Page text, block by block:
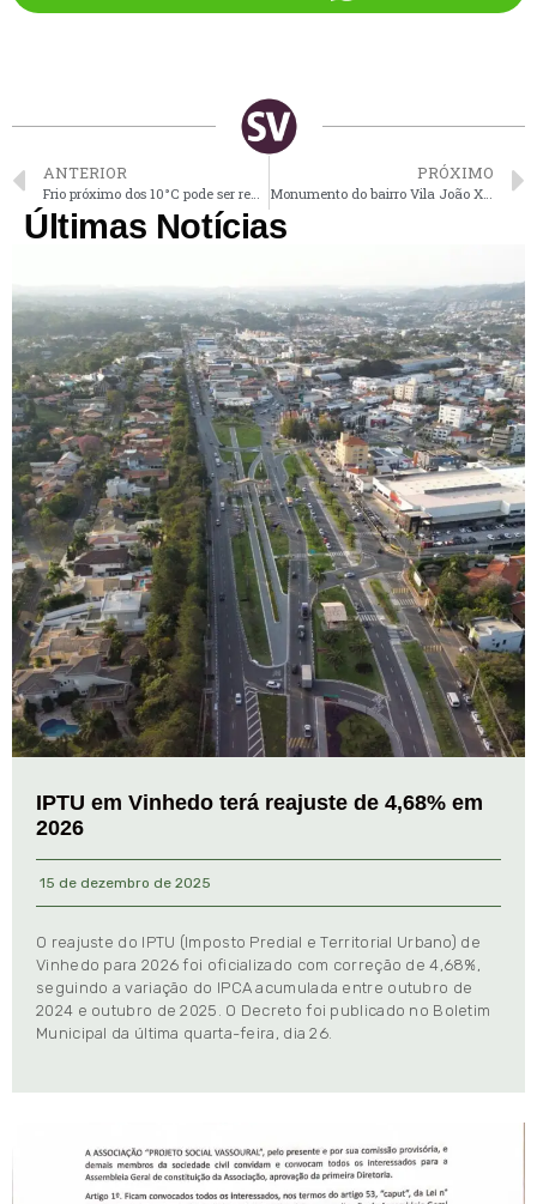
ANTERIOR PRÓXIMO
Monumento do bairro Vila João XXIII é em homenagem ao seu padroeiro
Últimas Notícias
IPTU em Vinhedo terá reajuste de 4,68% em
2026
15 de dezembro de 2025
O reajuste do IPTU (Imposto Predial e Territorial Urbano) de
Vinhedo para 2026 foi oficializado com correção de 4,68%,
seguindo a variação do IPCA acumulada entre outubro de
2024 e outubro de 2025. O Decreto foi publicado no Boletim
Municipal da última quarta-feira, dia 26.